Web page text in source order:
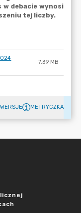
7.39 MB
METRYCZKA